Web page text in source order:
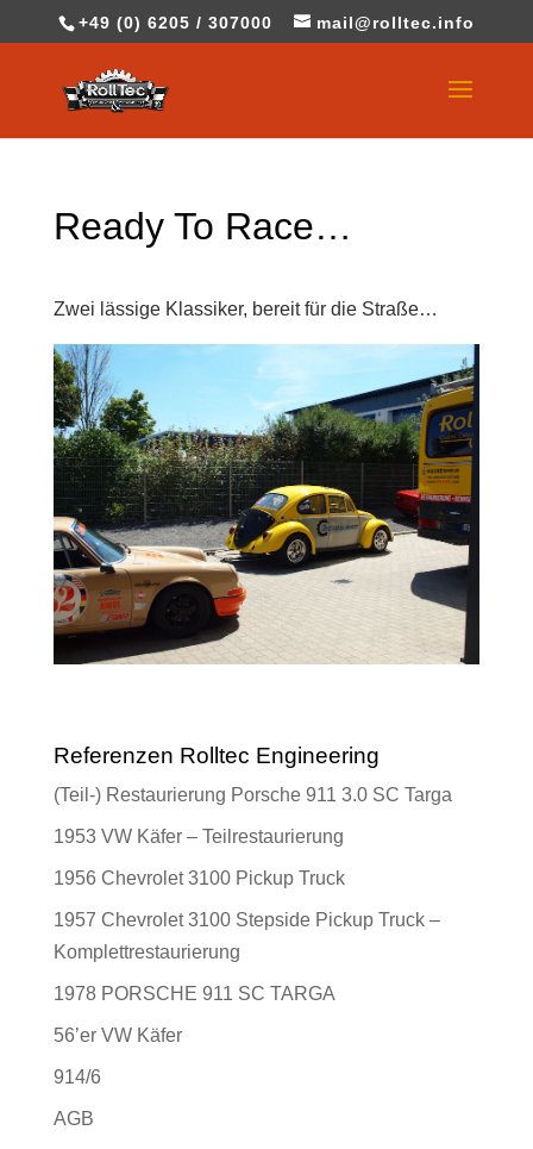
+49 (0) 6205 / 307000 mail@rolltec.info
Ready To Race…
Zwei lässige Klassiker, bereit für die Straße…
Referenzen Rolltec Engineering
(Teil-) Restaurierung Porsche 911 3.0 SC Targa
1953 VW Käfer – Teilrestaurierung
1956 Chevrolet 3100 Pickup Truck
1957 Chevrolet 3100 Stepside Pickup Truck –
Komplettrestaurierung
1978 PORSCHE 911 SC TARGA
56’er VW Käfer
914/6
AGB